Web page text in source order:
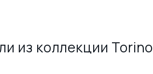
из коллекции Torino